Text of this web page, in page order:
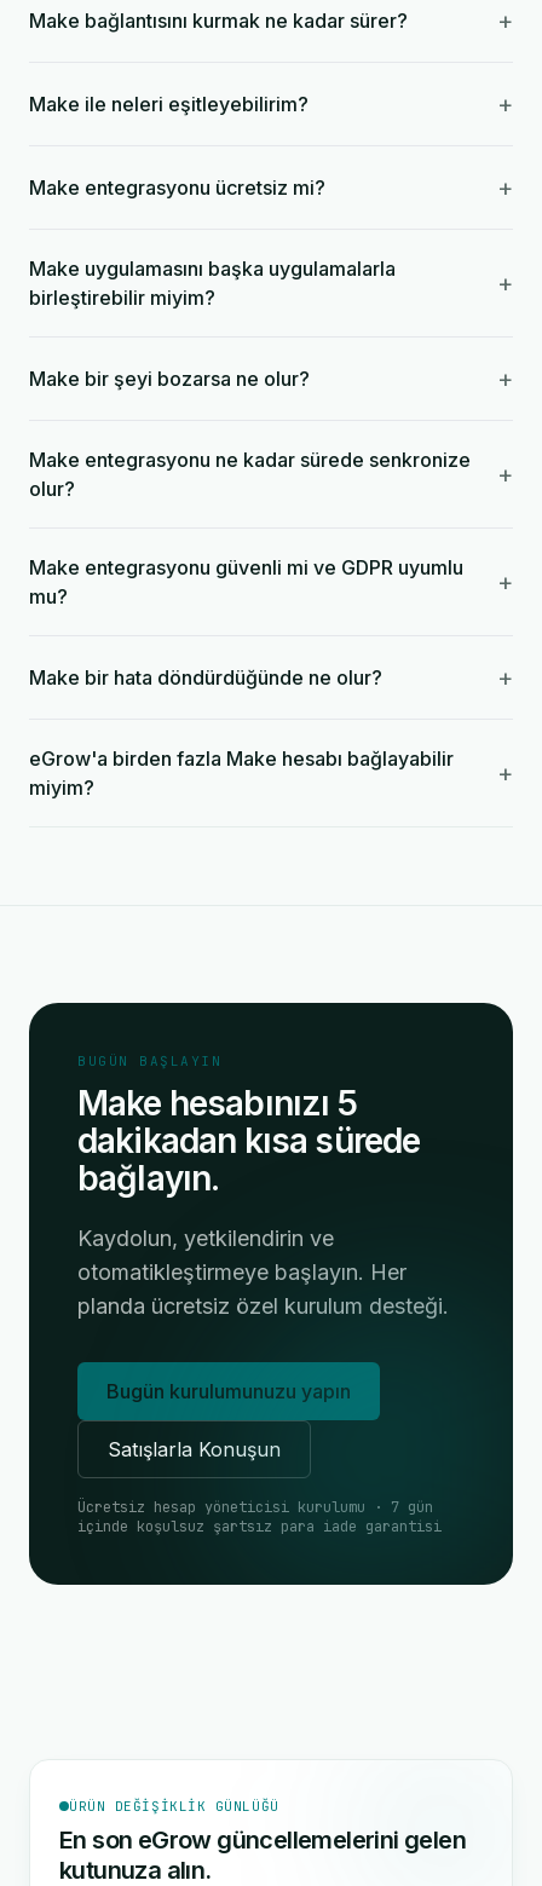
Make bağlantısını kurmak ne kadar sürer? +
Make ile neleri eşitleyebilirim? +
Make entegrasyonu ücretsiz mi? +
Make uygulamasını başka uygulamalarla
birleştirebilir miyim?
+
Make bir şeyi bozarsa ne olur? +
Make entegrasyonu ne kadar sürede senkronize
olur?
+
Make entegrasyonu güvenli mi ve GDPR uyumlu
mu?
+
Make bir hata döndürdüğünde ne olur? +
eGrow'a birden fazla Make hesabı bağlayabilir
miyim?
+
BUGÜN BAŞLAYIN
Make hesabınızı 5
dakikadan kısa sürede
bağlayın.
Kaydolun, yetkilendirin ve
otomatikleştirmeye başlayın. Her
planda ücretsiz özel kurulum desteği.
Bugün kurulumunuzu yapın
Satışlarla Konuşun
Ücretsiz hesap yöneticisi kurulumu · 7 gün
içinde koşulsuz şartsız para iade garantisi
ÜRÜN DEĞIŞIKLIK GÜNLÜĞÜ
En son eGrow güncellemelerini gelen
kutunuza alın.